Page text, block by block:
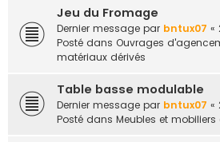
Jeu du Fromage
Dernier message par bntux07 «
Posté dans Ouvrages
matériaux dérivés
Table basse modulable
Dernier message par bntux07 «
Posté dans Meubles et